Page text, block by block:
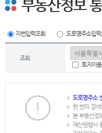
부동산정보
지번입력조회 도로명주소입력
조회
토지이
도로명주소
한 번의 검색
본 부동산정
재산권행사